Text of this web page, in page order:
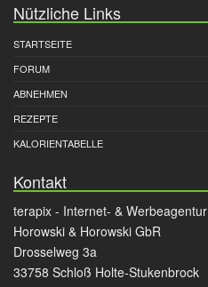
Nützliche Links
STARTSEITE
FORUM
ABNEHMEN
REZEPTE
KALORIENTABELLE
Kontakt
terapix - Internet- & Werbeagentur
Horowski & Horowski GbR
Drosselweg 3a
33758 Schloß Holte-Stukenbrock